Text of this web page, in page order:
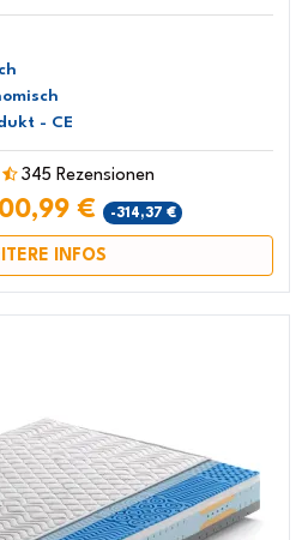
- CE
345 Rezensionen
€ -314,37 €
INFOS